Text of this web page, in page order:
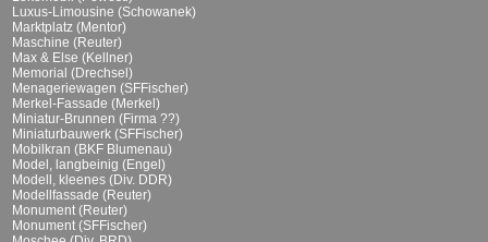
Luxus-Limousine (Schowanek)
Marktplatz (Mentor)
Maschine (Reuter)
Max & Else (Kellner)
Memorial (Drechsel)
Menageriewagen (SFFischer)
Merkel-Fassade (Merkel)
Miniatur-Brunnen (Firma ??)
Miniaturbauwerk (SFFischer)
Mobilkran (BKF Blumenau)
Model, langbeinig (Engel)
Modell, kleenes (Div. DDR)
Modellfassade (Reuter)
Monument (Reuter)
Monument (SFFischer)